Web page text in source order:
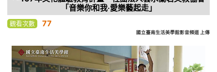
「音樂你和我‧愛樂藝起走」
觀看次數 77
國立臺南生活美學館影音頻道 上傳